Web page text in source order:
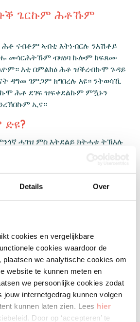
Details Over
cookies en vergelijkbare
cookies waardoor de
plaatsen we analytische cookies om
website te kunnen meten en
we persoonlijke cookies zodat
jouw internetgedrag kunnen volgen
kunnen laten zien. Lees hier
Door op ‘accepteren’ te
ጌርኩም ሕቶኹም
ናብቶም ኣብቲ እትነብርሉ ንእሽቶይ
መሳርሕትኹም ብዛዕባ ኩሎም ክፍጸሙ
እቲ በምልክዕ ሕቶ ዝቕረብኩሞ ጉዳይ
ዳግመ ገምጋም ክግበረሉ እዩ። ንትወሳኺ
ሕቶ ደገፍ ዝፍቀደልኩም ምዃኑን
ኢና።
ሓገዝ ምስ እትደልይ ክትሓቱ ትኽእሉ
ሞንጎኛታት፡ መማህራን፡ ናትኩም ኣሳላጢ
ኣሰላጣ ማሕበራዊ ጉዳያት፡ ናይ ጉዳይ
ሰራሕተኛ ማሕበራዊ ጉዳያት ዘጠቓለሉ ኽኾኑ
ኣቐዲምኩም ተራኺብኩም ምስ እትህልዉ፡
ውላድኩም ወይ ደቅኹም ኣተቕርብዎ ጽሕፋዊ
ወይድማ ዘይትፈልጡ ምስ እትኾኑ፡
እሞ ብሓጎስ ክንቅበለኩም ኢና፡ ንሕና ክሳብ
ሆላንድ ክንሕግዘኩም ስለእንኽእል
307 59 09 ኣብ ሰሙናዊ ናይ ስራሕ
ቅ.ቀ ክሳዕ 4:00 ድ.ቀ.